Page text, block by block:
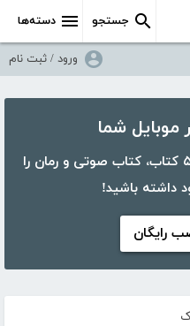
دسته‌ها جستجو
ورود / ثبت نام
با اپلیکیشن کتابراه، بیش از ۵۰،۰۰۰ کتاب، کتاب صوتی و رمان را
داشته باشید!
رایگان